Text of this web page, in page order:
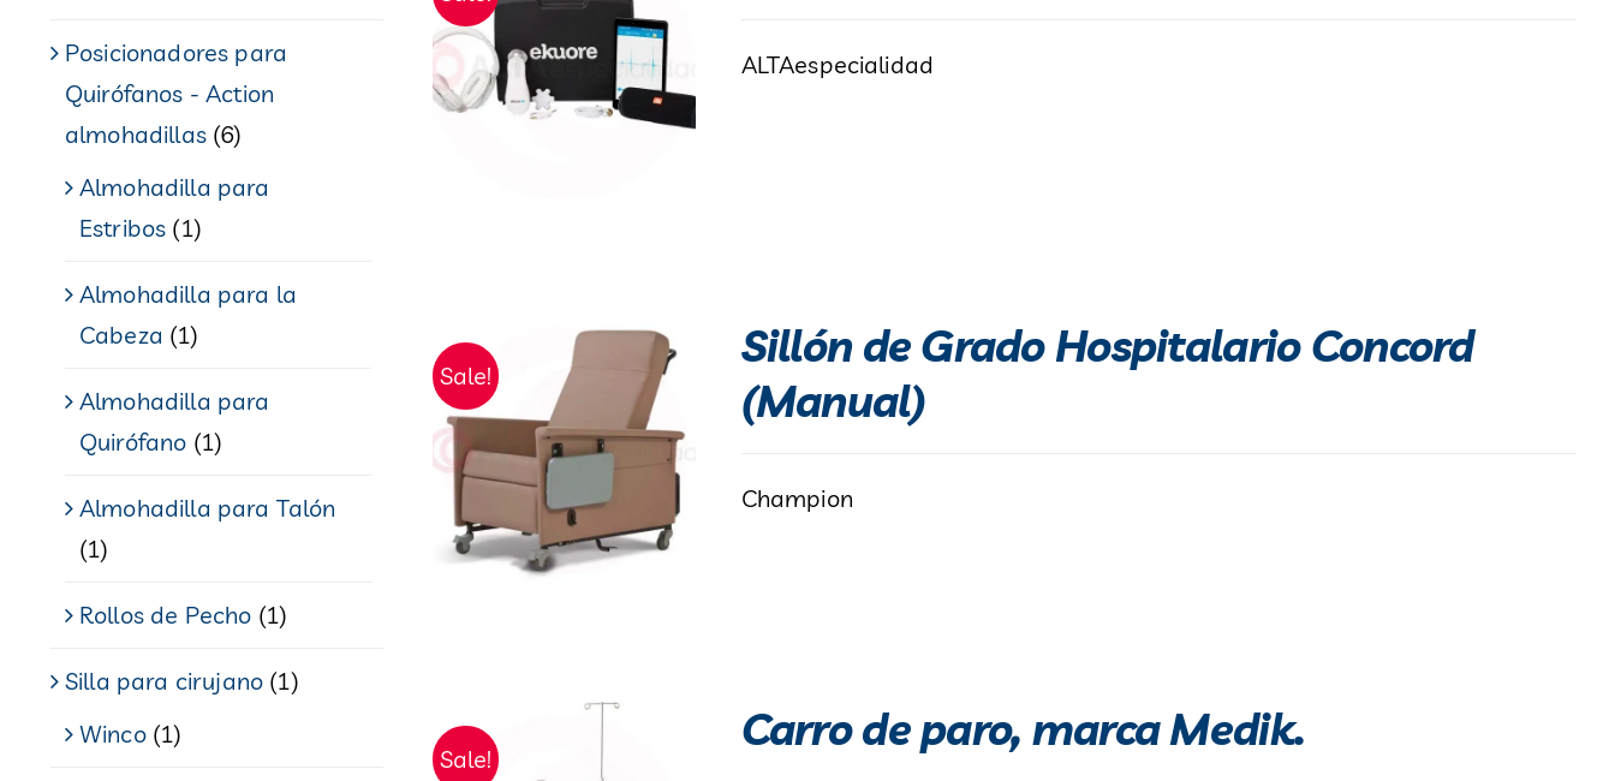
Posicionadores para
Quirófanos - Action
almohadillas (6)
Almohadilla para
Estribos (1)
Almohadilla para la
Cabeza (1)
Almohadilla para
Quirófano (1)
Almohadilla para Talón
(1)
Rollos de Pecho (1)
Silla para cirujano (1)
Winco (1)
ALTAespecialidad
Sale!
Sillón de Grado Hospitalario Concord
(Manual)
Champion
Sale!
Carro de paro, marca Medik.